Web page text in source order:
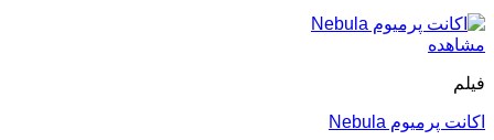
مشاهده
فیلم
اکانت پرمیوم Nebula